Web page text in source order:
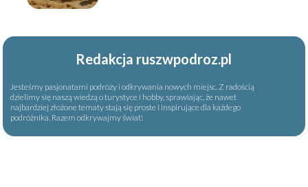
Redakcja ruszwpodroz.pl
Jesteśmy pasjonatami podróży i odkrywania nowych miejsc. Z radością
dzielimy się naszą wiedzą o turystyce i hobby, sprawiając, że nawet
najbardziej złożone tematy stają się proste i inspirujące dla każdego
podróżnika. Razem odkrywajmy świat!